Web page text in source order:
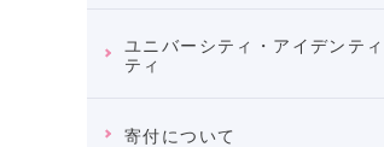
ユニバーシティ・アイデンティ
ティ
寄付について